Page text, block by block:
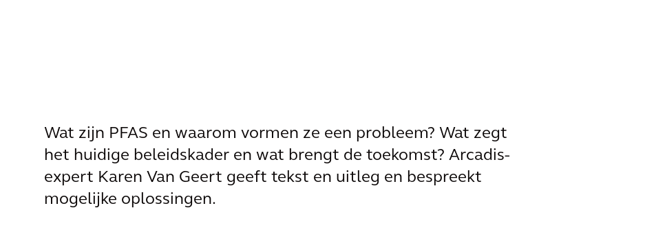
Wat zijn PFAS en waarom vormen ze een probleem? Wat zegt
het huidige beleidskader en wat brengt de toekomst? Arcadis-
expert Karen Van Geert geeft tekst en uitleg en bespreekt
mogelijke oplossingen.